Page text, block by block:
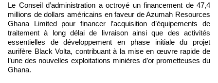
Le Conseil d’administration a octroyé un financement de 47,4
millions de dollars américains en faveur de Azumah Resources
Ghana Limited pour financer l’acquisition d’équipements de
traitement à long délai de livraison ainsi que des activités
essentielles de développement en phase initiale du projet
aurifère Black Volta, contribuant à la mise en œuvre rapide de
l’une des nouvelles exploitations minières d’or prometteuses du
Ghana.